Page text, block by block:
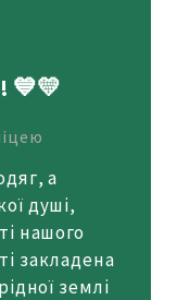
💙💛
а
душі,
нашого
закладена
землі